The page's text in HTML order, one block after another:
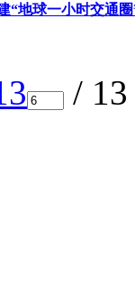
“地球一小时交通圈
/